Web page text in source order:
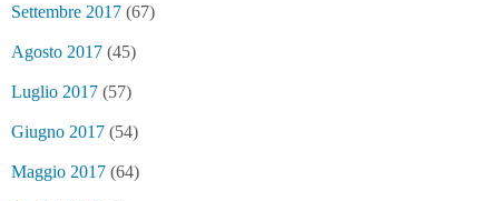
Settembre 2017 (67)
Agosto 2017 (45)
Luglio 2017 (57)
Giugno 2017 (54)
Maggio 2017 (64)